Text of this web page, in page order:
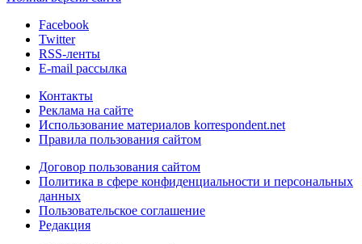
Facebook
Twitter
RSS-ленты
E-mail рассылка
Контакты
Реклама на сайте
Использование материалов korrespondent.net
Правила пользования сайтом
Договор пользования сайтом
Политика в сфере конфиденциальности и персональных
данных
Пользовательское соглашение
Редакция